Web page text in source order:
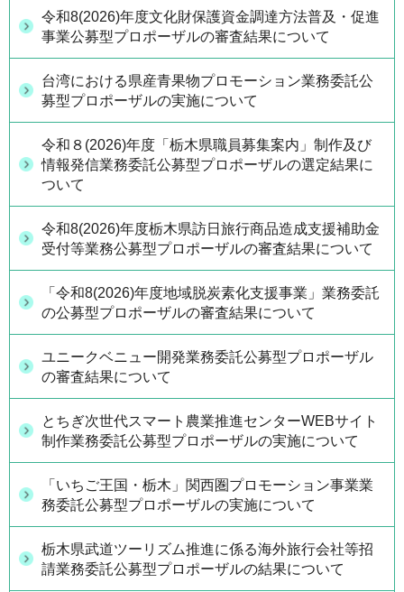
令和8(2026)年度文化財保護資金調達方法普及・促進
事業公募型プロポーザルの審査結果について
台湾における県産青果物プロモーション業務委託公
募型プロポーザルの実施について
令和８(2026)年度「栃木県職員募集案内」制作及び
情報発信業務委託公募型プロポーザルの選定結果に
ついて
令和8(2026)年度栃木県訪日旅行商品造成支援補助金
受付等業務公募型プロポーザルの審査結果について
「令和8(2026)年度地域脱炭素化支援事業」業務委託
の公募型プロポーザルの審査結果について
ユニークベニュー開発業務委託公募型プロポーザル
の審査結果について
とちぎ次世代スマート農業推進センターWEBサイト
制作業務委託公募型プロポーザルの実施について
「いちご王国・栃木」関西圏プロモーション事業業
務委託公募型プロポーザルの実施について
栃木県武道ツーリズム推進に係る海外旅行会社等招
請業務委託公募型プロポーザルの結果について